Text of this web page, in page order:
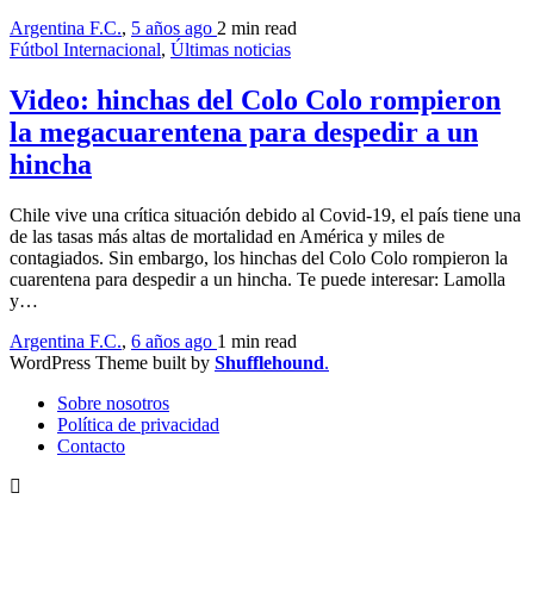
Argentina F.C., 5 años ago 2 min read
Fútbol Internacional, Últimas noticias
Video: hinchas del Colo Colo rompieron
la megacuarentena para despedir a un
hincha
Chile vive una crítica situación debido al Covid-19, el país tiene una
de las tasas más altas de mortalidad en América y miles de
contagiados. Sin embargo, los hinchas del Colo Colo rompieron la
cuarentena para despedir a un hincha. Te puede interesar: Lamolla
y…
Argentina F.C., 6 años ago 1 min read
WordPress Theme built by Shufflehound.
Sobre nosotros
Política de privacidad
Contacto